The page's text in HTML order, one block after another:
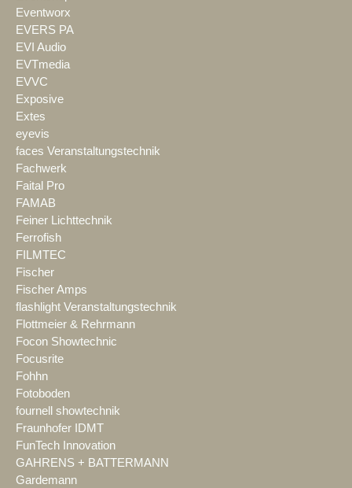
Eventworx
EVERS PA
EVI Audio
EVTmedia
EVVC
Exposive
Extes
eyevis
faces Veranstaltungstechnik
Fachwerk
Faital Pro
FAMAB
Feiner Lichttechnik
Ferrofish
FILMTEC
Fischer
Fischer Amps
flashlight Veranstaltungstechnik
Flottmeier & Rehrmann
Focon Showtechnic
Focusrite
Fohhn
Fotoboden
fournell showtechnik
Fraunhofer IDMT
FunTech Innovation
GAHRENS + BATTERMANN
Gardemann